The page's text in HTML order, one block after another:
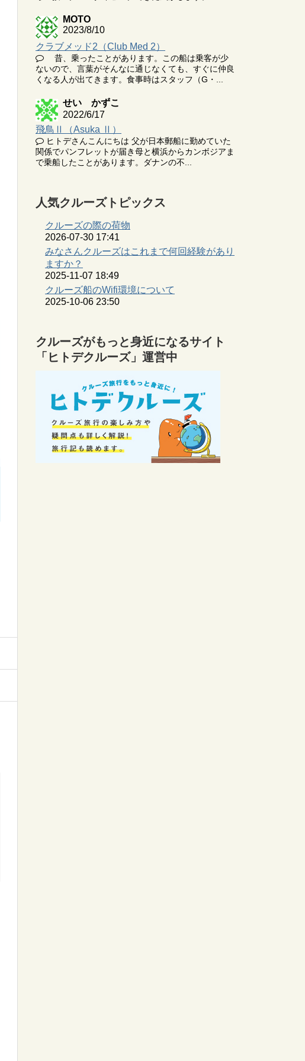
MOTO
2023/8/10
クラブメッド2（Club Med 2）
昔、乗ったことがあります。この船は乗客が少
ないので、言葉がそんなに通じなくても、すぐに仲良
くなる人が出てきます。食事時はスタッフ（G・...
せい かずこ
2022/6/17
飛鳥Ⅱ（Asuka Ⅱ）
ヒトデさんこんにちは 父が日本郵船に勤めていた
関係でパンフレットが届き母と横浜からカンボジアま
で乗船したことがあります。ダナンの不...
人気クルーズトピックス
クルーズの際の荷物
2026-07-30 17:41
みなさんクルーズはこれまで何回経験があり
ますか？
2025-11-07 18:49
クルーズ船のWifi環境について
2025-10-06 23:50
クルーズがもっと身近になるサイト
「ヒトデクルーズ」運営中